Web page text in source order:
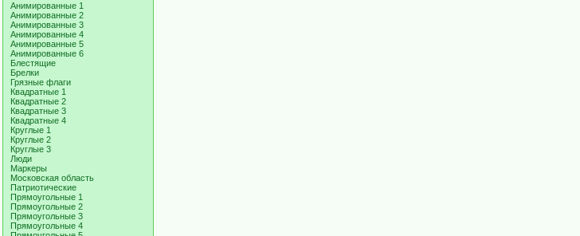
Анимированные 1
Анимированные 2
Анимированные 3
Анимированные 4
Анимированные 5
Анимированные 6
Блестящие
Брелки
Грязные флаги
Квадратные 1
Квадратные 2
Квадратные 3
Квадратные 4
Круглые 1
Круглые 2
Круглые 3
Люди
Маркеры
Московская область
Патриотические
Прямоугольные 1
Прямоугольные 2
Прямоугольные 3
Прямоугольные 4